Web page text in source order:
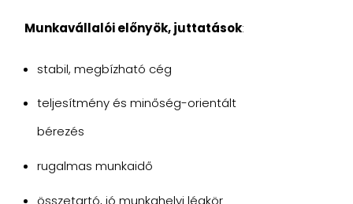
Munkavállalói előnyök, juttatások:
stabil, megbízható cég
teljesítmény és minőség-orientált
bérezés
rugalmas munkaidő
összetartó, jó munkahelyi légkör